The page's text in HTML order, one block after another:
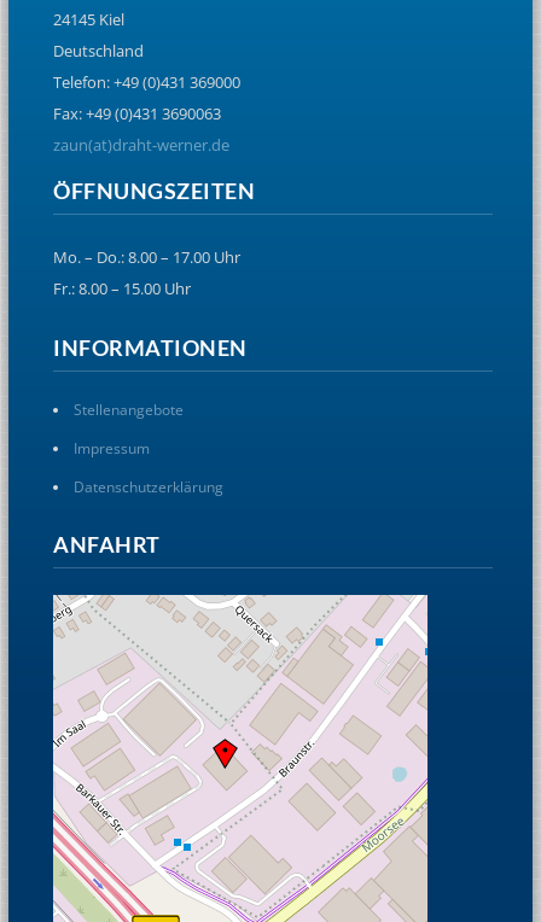
24145 Kiel
Deutschland
Telefon: +49 (0)431 369000
Fax: +49 (0)431 3690063
zaun(at)draht-werner.de
ÖFFNUNGSZEITEN
Mo. – Do.: 8.00 – 17.00 Uhr
Fr.: 8.00 – 15.00 Uhr
INFORMATIONEN
Stellenangebote
Impressum
Datenschutzerklärung
ANFAHRT